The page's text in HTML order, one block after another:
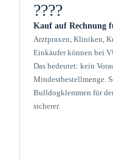
????
Kauf auf Rechnung
Arztpraxen, Kliniken,
Einkäufer können bei
Das bedeutet: kein
Mindestbestellmenge.
Bulldogklemmen für
sicherer.